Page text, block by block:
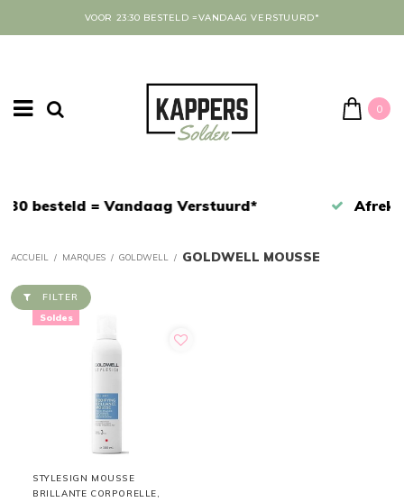
VOOR 23:30 BESTELD =VANDAAG VERSTUURD*
0
Afrekenen in een veilige omgeving
ACCUEIL / MARQUES / GOLDWELL / GOLDWELL MOUSSE
FILTER
Soldes
STYLESIGN MOUSSE
BRILLANTE CORPORELLE,